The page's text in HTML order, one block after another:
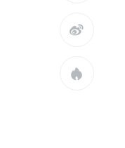

